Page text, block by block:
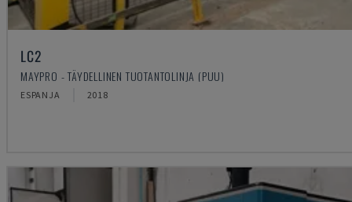
LC2
MAYPRO - TÄYDELLINEN TUOTANTOLINJA (PUU)
ESPANJA 2018